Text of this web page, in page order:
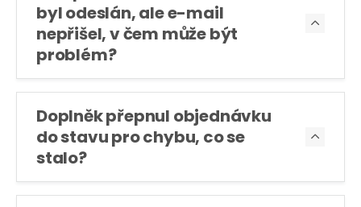
byl odeslán, ale e-mail
nepřišel, v čem může být
problém?

Doplněk přepnul objednávku
do stavu pro chybu, co se
stalo?
